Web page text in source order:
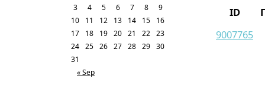
« Sep
3
4 5 6 7 8
9
10
11 12 13 14 15
16
17
18 19 20 21 22 23
24 25 26 27 28 29 30
31
ID
9007765